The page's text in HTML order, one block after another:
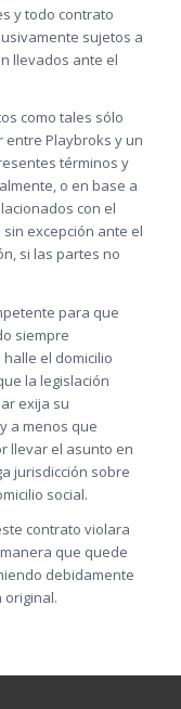
y todo contrato
sujetos a
llevados ante el
como tales sólo
Playbroks y un
términos y
o en base a
con el
excepción ante el
si las partes no
para que
siempre
el domicilio
la legislación
exija su
a menos que
llevar el asunto en
jurisdicción sobre
social.
contrato violara
que quede
debidamente
original.